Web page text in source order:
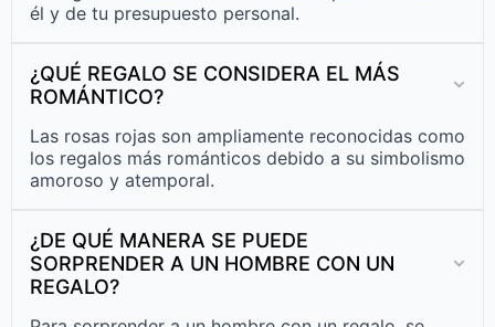
él y de tu presupuesto personal.
¿QUÉ REGALO SE CONSIDERA EL MÁS
ROMÁNTICO?
Las rosas rojas son ampliamente reconocidas como
los regalos más románticos debido a su simbolismo
amoroso y atemporal.
¿DE QUÉ MANERA SE PUEDE
SORPRENDER A UN HOMBRE CON UN
REGALO?